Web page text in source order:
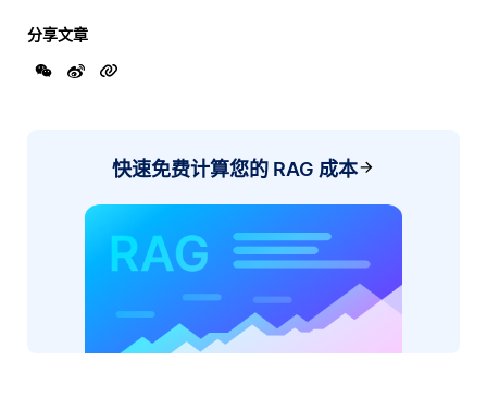
分享文章
快速免费计算您的 RAG 成本